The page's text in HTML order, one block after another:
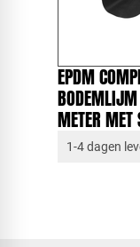
EPDM
METER MET
1-4 dagen